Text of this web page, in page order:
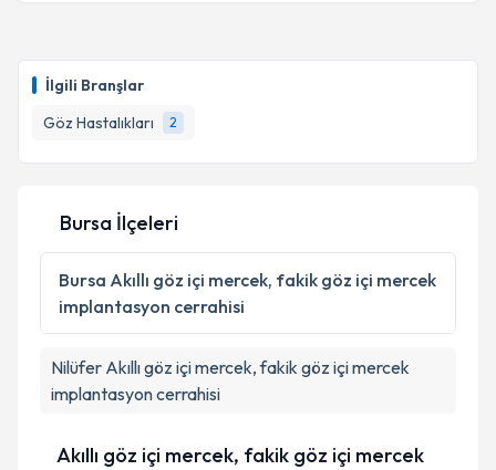
İlgili Branşlar
Göz Hastalıkları
2
bilgilendireceğiz.
E-posta Adresiniz
Kişisel verilerimin işlenmesine ilişkin
Metni'ni okudum ve kişisel verilerimin belirtilen
kapsamda işlenmesini kabul ediyorum.
Bursa İlçeleri
Bursa Akıllı göz içi mercek, fakik göz içi mercek
implantasyon cerrahisi
Nilüfer Akıllı göz içi mercek, fakik göz içi mercek
implantasyon cerrahisi
Akıllı göz içi mercek, fakik göz içi mercek